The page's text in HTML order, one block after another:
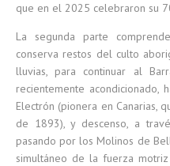
que en el 2025 celebraron su
La segunda parte
conserva restos del culto
lluvias, para continuar al
recientemente acondicionado,
Electrón (pionera en Canarias,
de 1893), y descenso, a
pasando por los Molinos de
simultáneo de la fuerza